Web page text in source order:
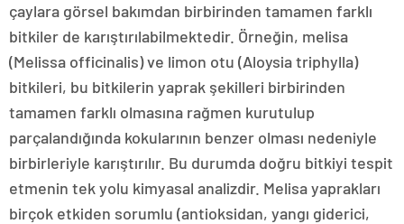
çaylara görsel bakımdan birbirinden tamamen farklı
bitkiler de karıştırılabilmektedir. Örneğin, melisa
(Melissa officinalis) ve limon otu (Aloysia triphylla)
bitkileri, bu bitkilerin yaprak şekilleri birbirinden
tamamen farklı olmasına rağmen kurutulup
parçalandığında kokularının benzer olması nedeniyle
birbirleriyle karıştırılır. Bu durumda doğru bitkiyi tespit
etmenin tek yolu kimyasal analizdir. Melisa yaprakları
birçok etkiden sorumlu (antioksidan, yangı giderici,